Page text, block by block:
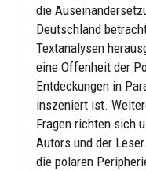
die
Deutschland
Textanalysen
eine Offenheit der
Entdeckungen in
inszeniert ist.
Fragen richten sich
Autors und der
die polaren